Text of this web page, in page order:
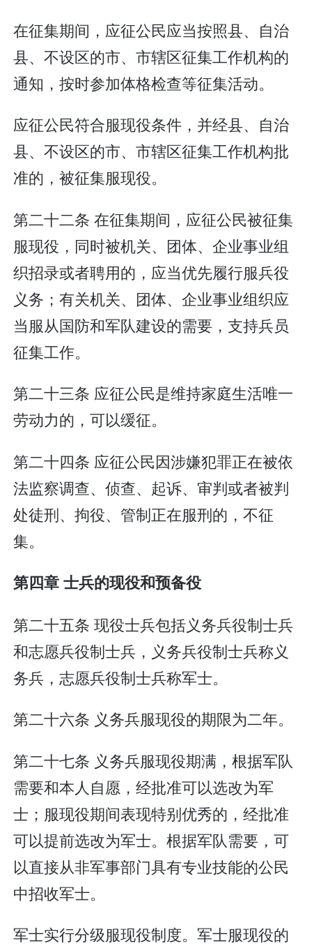
在征集期间，应征公民应当按照县、自治
县、不设区的市、市辖区征集工作机构的
通知，按时参加体格检查等征集活动。
应征公民符合服现役条件，并经县、自治
县、不设区的市、市辖区征集工作机构批
准的，被征集服现役。
第二十二条 在征集期间，应征公民被征集
服现役，同时被机关、团体、企业事业组
织招录或者聘用的，应当优先履行服兵役
义务；有关机关、团体、企业事业组织应
当服从国防和军队建设的需要，支持兵员
征集工作。
第二十三条 应征公民是维持家庭生活唯一
劳动力的，可以缓征。
第二十四条 应征公民因涉嫌犯罪正在被依
法监察调查、侦查、起诉、审判或者被判
处徒刑、拘役、管制正在服刑的，不征
集。
第四章 士兵的现役和预备役
第二十五条 现役士兵包括义务兵役制士兵
和志愿兵役制士兵，义务兵役制士兵称义
务兵，志愿兵役制士兵称军士。
第二十六条 义务兵服现役的期限为二年。
第二十七条 义务兵服现役期满，根据军队
需要和本人自愿，经批准可以选改为军
士；服现役期间表现特别优秀的，经批准
可以提前选改为军士。根据军队需要，可
以直接从非军事部门具有专业技能的公民
中招收军士。
军士实行分级服现役制度。军士服现役的